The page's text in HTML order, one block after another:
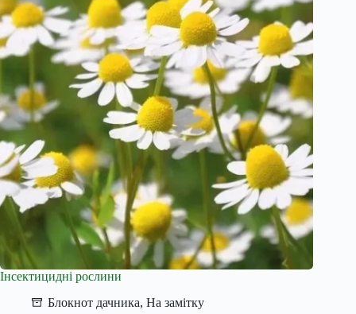
Інсектицидні рослини
Блокнот дачника, На замітку